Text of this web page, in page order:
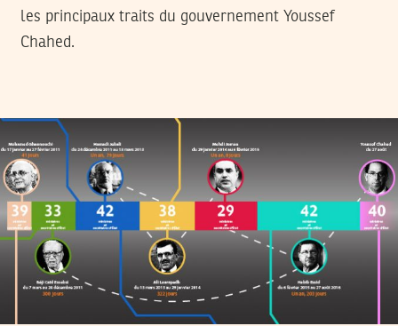
les principaux traits du gouvernement Youssef
Chahed.